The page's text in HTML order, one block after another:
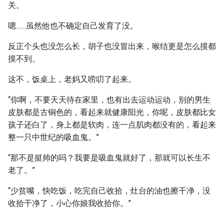
关。
嗯……虽然他也不确定自己发育了没。
反正个头也没怎么长，胡子也没冒出来，喉结更是怎么摸都
摸不到。
这不，饭桌上，老妈又唠叨了起来。
“你啊，不要天天待在家里，也有出去运动运动，别的男生
皮肤都是古铜色的，看起来就健康阳光，你呢，皮肤都比女
孩子还白了，身上都是软肉，连一点肌肉都没有的，看起来
整一只中世纪的吸血鬼。”
“那不是挺帅的吗？我要是吸血鬼就好了，那就可以长生不
老了。”
“少贫嘴，快吃饭，吃完自己收拾，灶台的油也擦干净，没
收拾干净了，小心你娘我收拾你。”